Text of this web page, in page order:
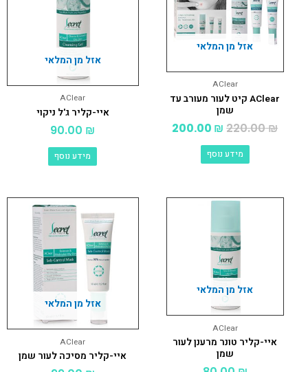
אזל מן המלאי
AClear
AClear קיט לעור מעורב עד
שמן
₪
220.00
₪
200.00
מידע נוסף
אזל מן המלאי
AClear
איי-קליר ג'ל ניקוי
₪
90.00
מידע נוסף
אזל מן המלאי
AClear
איי-קליר טונר מרענן לעור
שמן
אזל מן המלאי
AClear
איי-קליר מסיכה לעור שמן